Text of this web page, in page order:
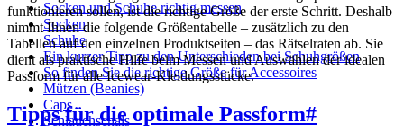
Socken und Schuhe richtig messen
Socken
Schuhe
Ein kurzer Tipp zu den Unterschieden bei Schuhgrößen
So finden Sie die richtige Größe für Accessoires
Mützen (Beanies)
Caps
Schlauchschals
funktionieren sollen, ist die richtige Größe der erste Schritt. Deshalb
nimmt Ihnen die folgende Größentabelle – zusätzlich zu den
Tabellen auf den einzelnen Produktseiten – das Rätselraten ab. Sie
dient als praktische Hilfe beim Messen und Auswählen der idealen
Passform für alle Icewear-Kleidungsstücke.
Tipps für die optimale Passform#